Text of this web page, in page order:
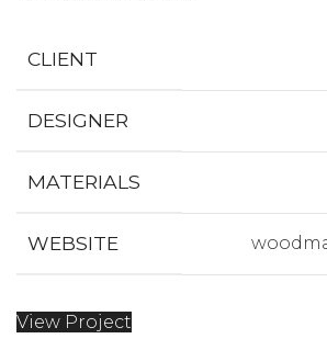
CLIENT
DESIGNER
MATERIALS
WEBSITE
View Project